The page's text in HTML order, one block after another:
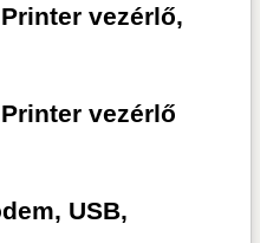
vezérlő,
vezérlő
USB,